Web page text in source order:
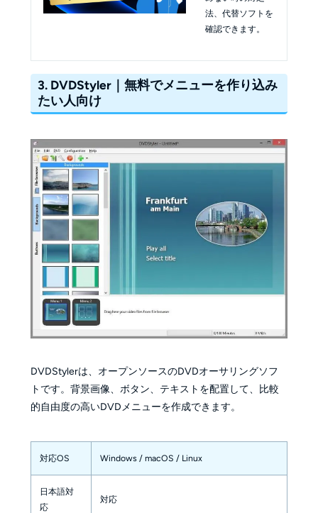
法、代替ソフトを
確認できます。
3. DVDStyler｜無料でメニューを作り込み
たい人向け
DVDStylerは、オープンソースのDVDオーサリングソフ
トです。背景画像、ボタン、テキストを配置して、比較
的自由度の高いDVDメニューを作成できます。
対応OS Windows / macOS / Linux
日本語対
応
対応